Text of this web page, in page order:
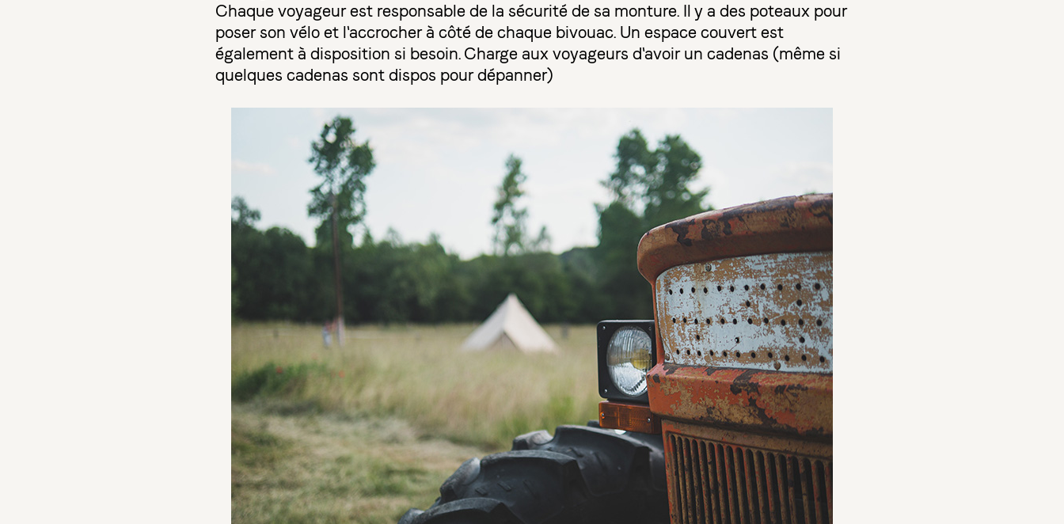
Chaque voyageur est responsable de la sécurité de sa monture. Il y a des poteaux pour
poser son vélo et l'accrocher à côté de chaque bivouac. Un espace couvert est
également à disposition si besoin. Charge aux voyageurs d'avoir un cadenas (même si
quelques cadenas sont dispos pour dépanner)